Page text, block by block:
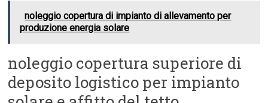
noleggio copertura di impianto di allevamento per
produzione energia solare
noleggio copertura superiore di
deposito logistico per impianto